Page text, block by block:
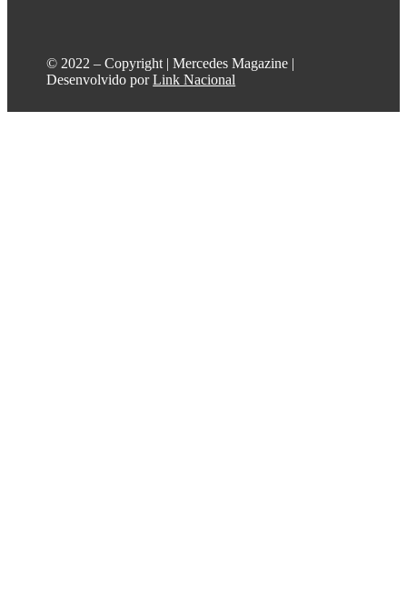
©️ 2022 – Copyright | Mercedes Magazine |
Desenvolvido porLink Nacional